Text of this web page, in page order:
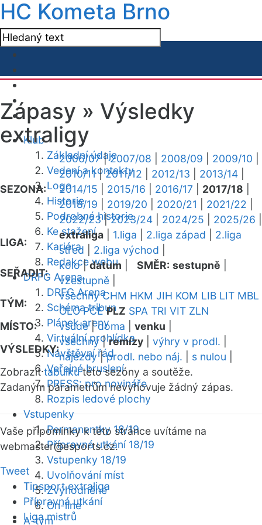
HC Kometa Brno
Klub
Základní údaje
Vedení a kontakty
Logo
Historie
Podrobná historie
Ke stažení
Kariéra
Redakce webu
DRFG Arena
DRFG Arena
Schéma tribun
Plánek areny
Virtuální prohlídka
Návštěvní řád
Veřejné bruslení
PRESS: pro novináře
Rozpis ledové plochy
Vstupenky
Permanentky 18/19
Přípravná utkání 18/19
Vstupenky 18/19
Uvolňování míst
Zvýhodněné
On-line
A-tým
Zápasy » Výsledky
extraligy
SEZONA:
2006/07|2007/08 2008/09 2009/10
2010/11|2011/12 2012/13 2013/14
2014/15
2015/16 2016/17 2017/18
2018/19
2019/20 2020/21 2021/22
2022/23|2023/24 2024/25 2025/26
LIGA:
extraliga 1.liga 2.liga západ
2.liga
střed
2.liga východ
SEŘADIT:
kolo|datum SMĚR: sestupně
vzestupně
TÝM:
všechny CHM HKM JIH KOM LIB LIT MBL
OLO PCE PLZ SPA TRI VIT ZLN
MÍSTO:
všude|doma venku
VÝSLEDKY:
všechny|remízy výhry v prodl.
nájezdy|prodl. nebo náj. s nulou
Zobrazittabulkutéto sezóny a soutěže.
Zadaným parametrům nevyhovuje žádný zápas.
Vaše připomínky k této stránce uvítáme na
webmaster@esports.cz.
Tweet
Tipsport extraliga
Přípravná utkání
Liga mistrů